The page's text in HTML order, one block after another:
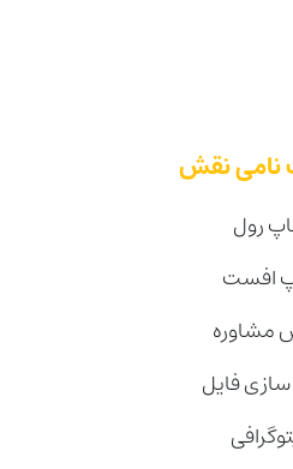
نامی نقش
رول
افست
مشاوره
سازی فایل